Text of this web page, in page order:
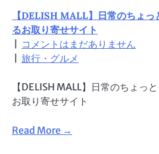
【DELISH MALL】日常のちょ
るお取り寄せサイト
コメントはまだありません
旅行・グルメ
【DELISH MALL】日常のちょっ
お取り寄せサイト
Read More →